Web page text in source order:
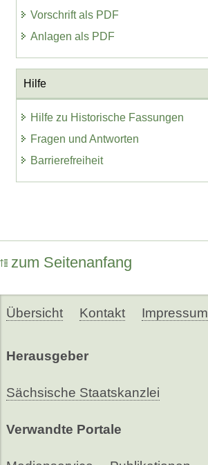
Vorschrift als PDF
Anlagen als PDF
Hilfe
Hilfe zu Historische Fassungen
Fragen und Antworten
Barrierefreiheit
zum Seitenanfang
Übersicht Kontakt Impressum
Herausgeber
Sächsische Staatskanzlei
Verwandte Portale